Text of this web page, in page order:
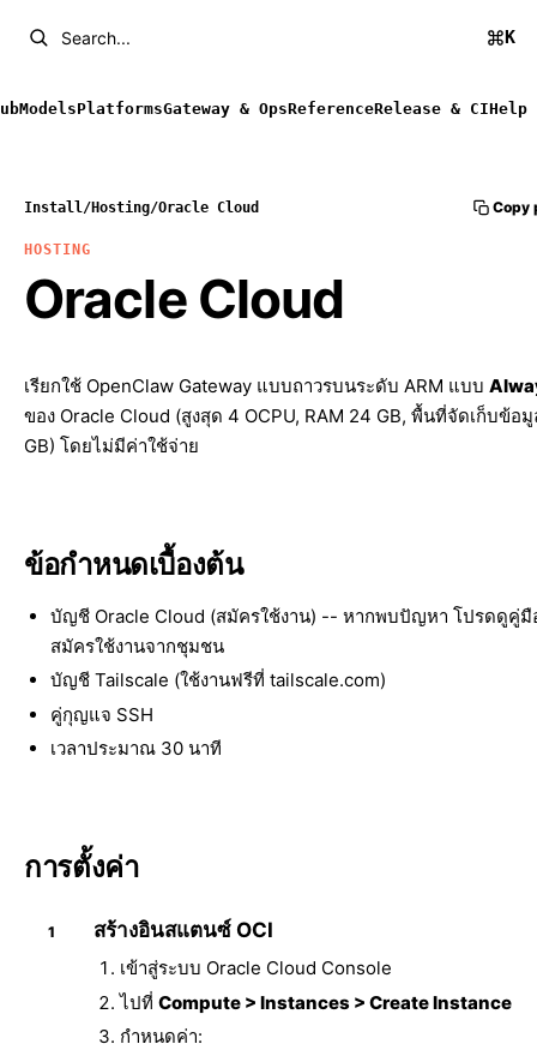
Search... K
ModelsPlatformsGateway & OpsReferenceRelease & CIHelp
Install/Hosting/Oracle Cloud Copy
HOSTING
Oracle Cloud
เรียกใช้ OpenClaw Gateway แบบถาวรบนระดับ ARM แบบ
ของ Oracle Cloud (สูงสุด 4 OCPU, RAM 24 GB, พื้นที่จัดเก็บข้อ
GB) โดยไม่มีค่าใช้จ่าย
ข้อกำหนดเบื้องต้น
บัญชี Oracle Cloud (สมัครใช้งาน) -- หากพบปัญหา โปรดดูคู่มื
สมัครใช้งานจากชุมชน
บัญชี Tailscale (ใช้งานฟรีที่ tailscale.com)
คู่กุญแจ SSH
เวลาประมาณ 30 นาที
การตั้งค่า
สร้างอินสแตนซ์ OCI
เข้าสู่ระบบ Oracle Cloud Console
ไปที่ Compute > Instances > Create Instance
กำหนดค่า: